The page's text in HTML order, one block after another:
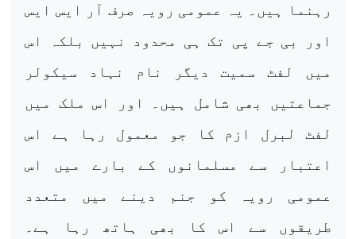
رہنما ہیں۔ یہ عمومی رویہ صرف آر ایس ایس
اور بی جے پی تک ہی محدود نہیں بلکہ اس
میں لفٹ سمیت دیگر نام نہاد سیکولر
جماعتیں بھی شامل ہیں۔ اور اس ملک میں
لفٹ لبرل ازم کا جو معمول رہا ہے اس
اعتبار سے مسلمانوں کے بارے میں اس
عمومی رویہ کو جنم دینے میں متعدد
طریقوں سے اس کا بھی ہاتھ رہا ہے۔